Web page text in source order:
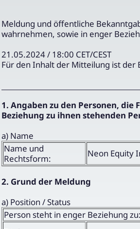
Meldung und öffentliche
wahrnehmen, sowie in enger
21.05.2024 / 18:00 CET/CEST
Für den Inhalt der Mitteilung ist
1. Angaben zu den Personen,
Beziehung zu ihnen stehenden
a) Name
Name und
Rechtsform:
Neon Equity
2. Grund der Meldung
a) Position / Status
Person steht in enger Beziehung zu: